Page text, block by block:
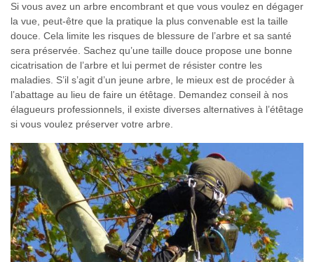
Si vous avez un arbre encombrant et que vous voulez en dégager
la vue, peut-être que la pratique la plus convenable est la taille
douce. Cela limite les risques de blessure de l’arbre et sa santé
sera préservée. Sachez qu’une taille douce propose une bonne
cicatrisation de l’arbre et lui permet de résister contre les
maladies. S’il s’agit d’un jeune arbre, le mieux est de procéder à
l’abattage au lieu de faire un étêtage. Demandez conseil à nos
élagueurs professionnels, il existe diverses alternatives à l’étêtage
si vous voulez préserver votre arbre.